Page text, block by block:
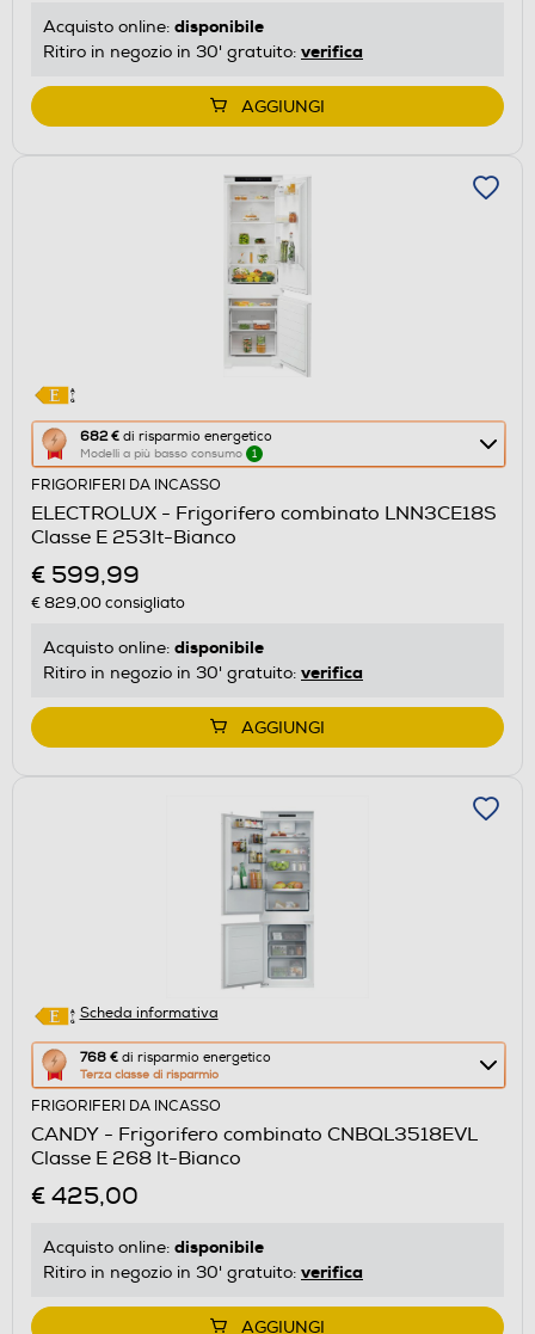
energetico
di
Acquisto online: disponibile
Ritiro in negozio in 30' gratuito: verifica
AGGIUNGI
682 € di risparmio energetico
Modelli a più basso consumo 1
Questa
azione
aprirà
il
Calcolatore
di
risparmio
energetico
di
FRIGORIFERI DA INCASSO
ELECTROLUX - Frigorifero combinato LNN3CE18S
Classe E 253lt-Bianco
€ 599,99
€ 829,00consigliato
Acquisto online: disponibile
Ritiro in negozio in 30' gratuito: verifica
AGGIUNGI
Scheda informativa
768 € di risparmio energetico
Terza classe di risparmio
Questa
azione
aprirà
il
Calcolatore
di
energetico
di
Youreko.
FRIGORIFERI DA INCASSO
CANDY - Frigorifero combinato CNBQL3518EVL
Classe E 268 lt-Bianco
€ 425,00
Acquisto online: disponibile
Ritiro in negozio in 30' gratuito: verifica
AGGIUNGI